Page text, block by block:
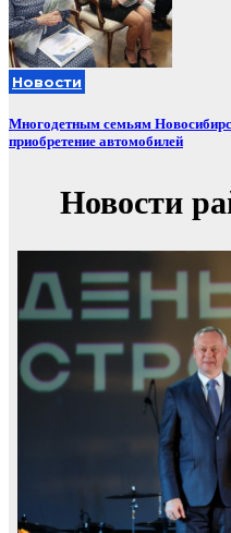
Новости
Многодетным семьям
приобретение автомобилей